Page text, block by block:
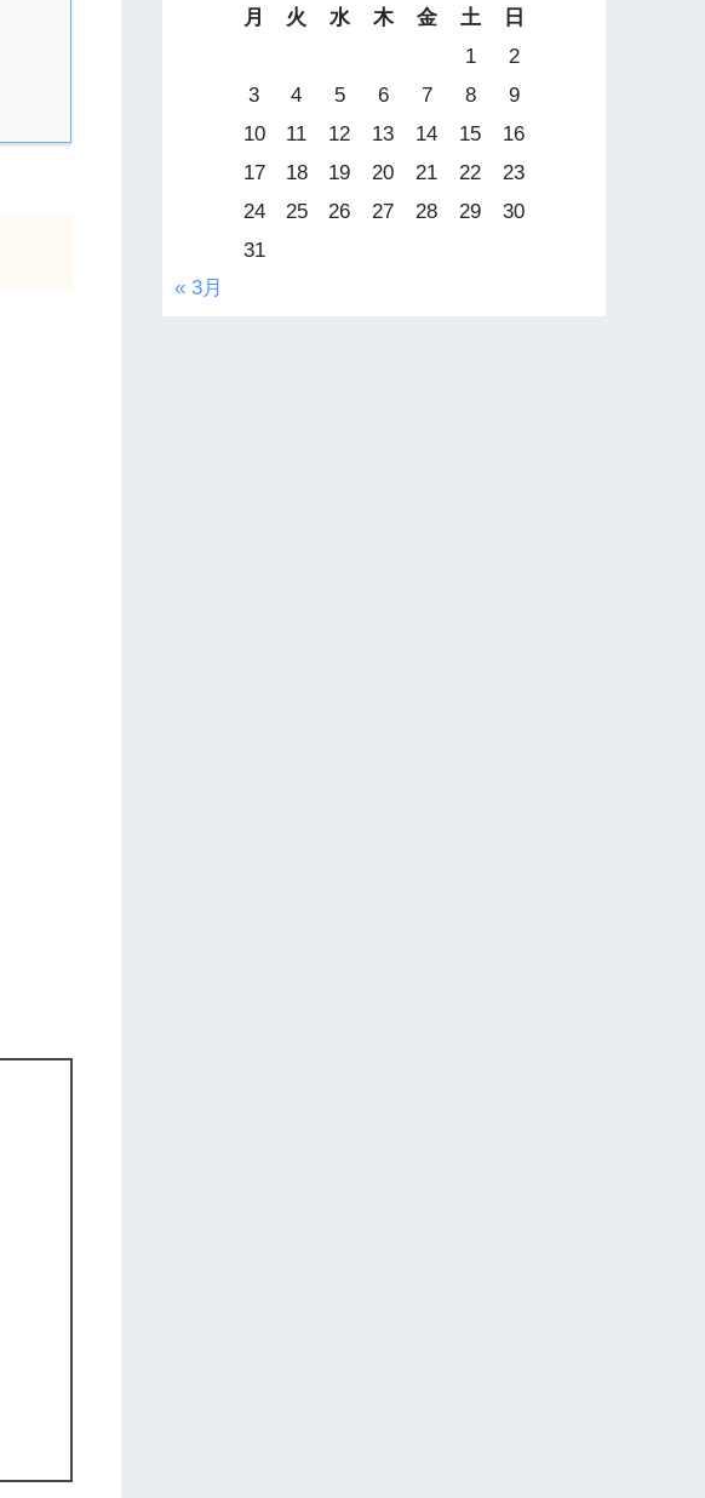
月
火 水 木 金 土
日
1
2
3
4 5 6 7 8
9
10
11 12 13 14 15
16
17
18 19 20 21 22
23
24
25 26 27 28 29
30
31
« 3月